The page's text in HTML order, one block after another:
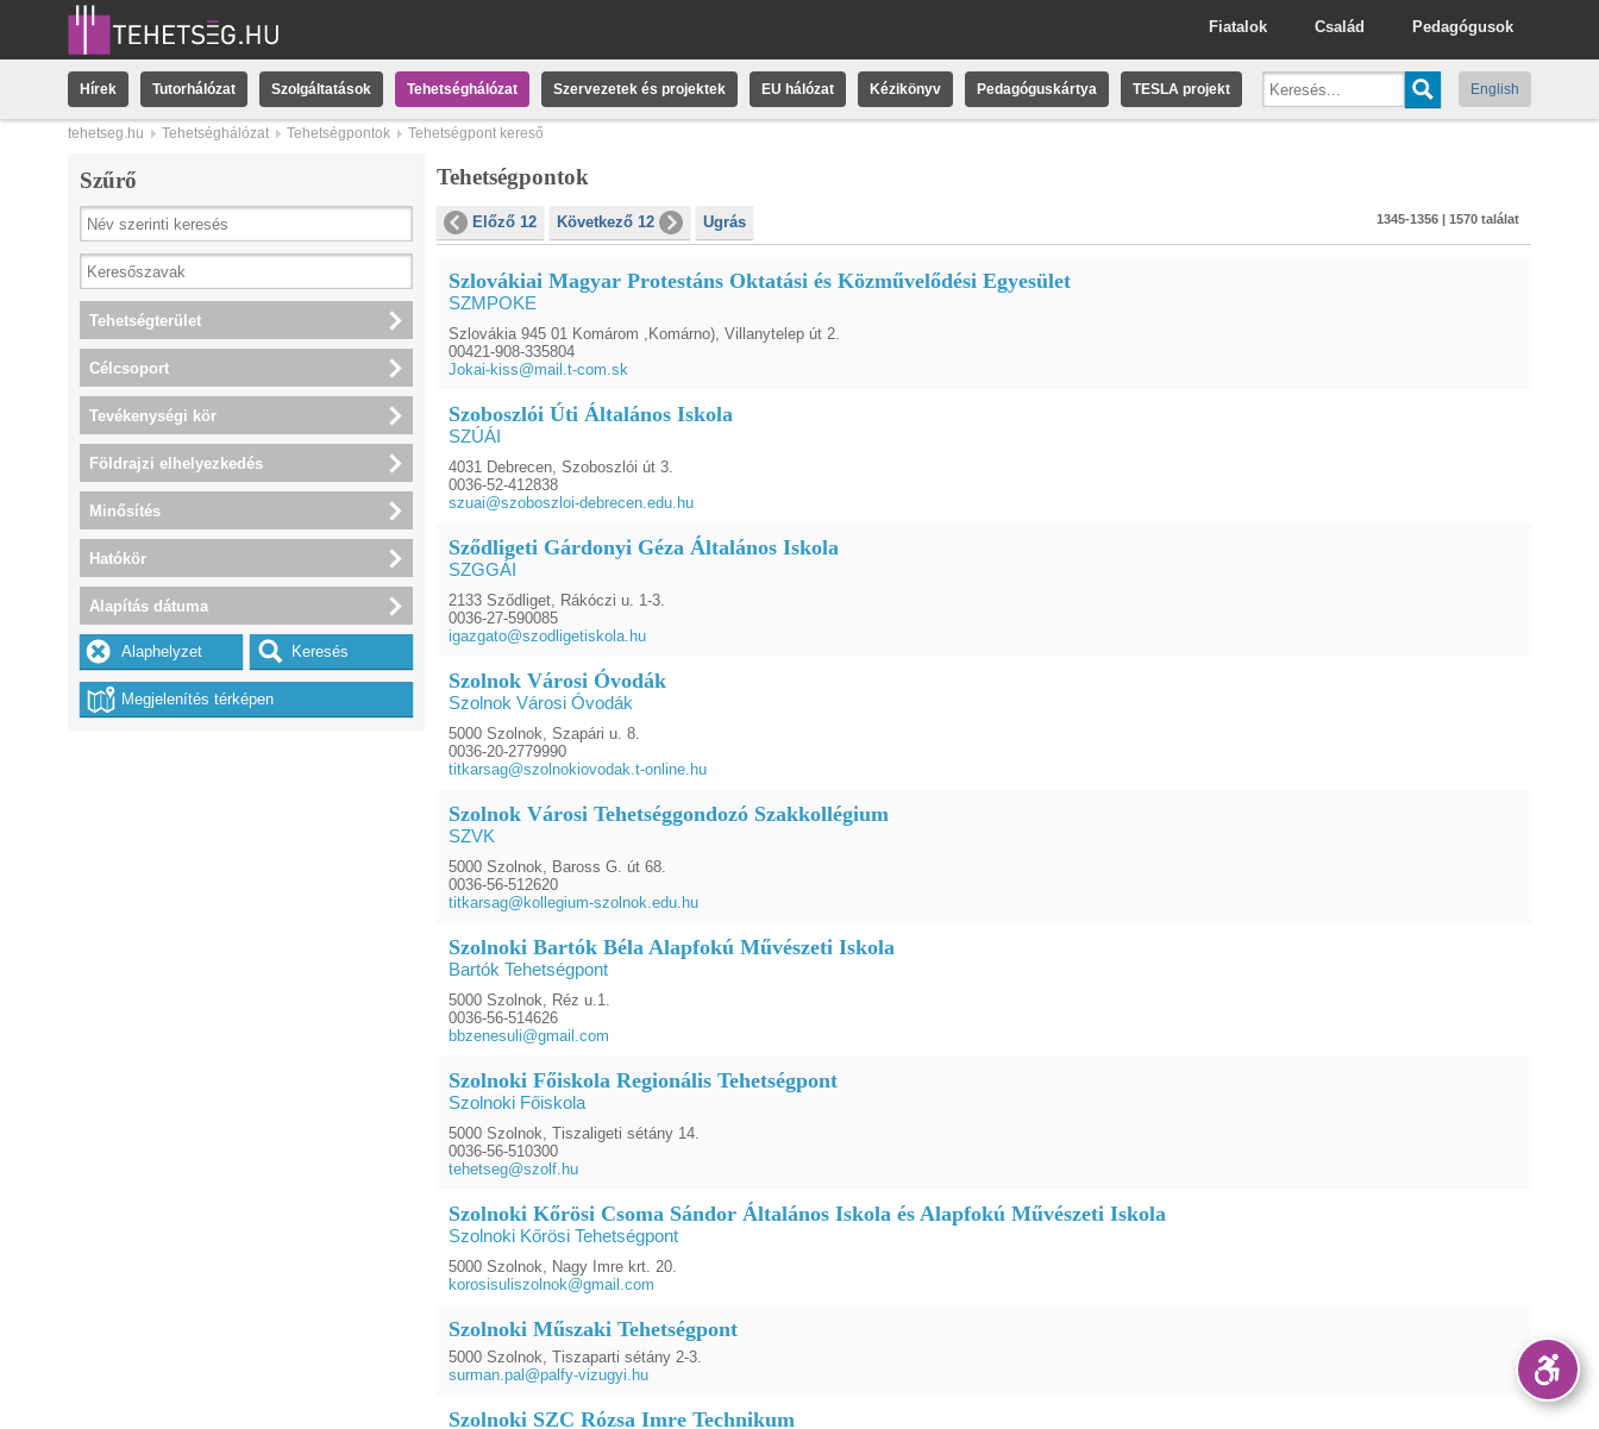
Pedagógusok
Család
Fiatalok
Hírek Tutorhálózat Szolgáltatások Tehetséghálózat Szervezetek és projektek EU hálózat Kézikönyv Pedagóguskártya TESLA projekt English
tehetseg.hu Tehetséghálózat Tehetségpontok Tehetségpont kereső
Tehetségpontok
Előző 12 Következő 12 Ugrás 1345-1356 | 1570 találat
Szlovákiai Magyar Protestáns Oktatási és Közművelődési Egyesület
SZMPOKE
Szlovákia 945 01 Komárom ,Komárno), Villanytelep út 2.
00421-908-335804
Jokai-kiss@mail.t-com.sk
Szoboszlói Úti Általános Iskola
SZÚÁI
4031 Debrecen, Szoboszlói út 3.
0036-52-412838
szuai@szoboszloi-debrecen.edu.hu
Sződligeti Gárdonyi Géza Általános Iskola
SZGGÁI
2133 Sződliget, Rákóczi u. 1-3.
0036-27-590085
igazgato@szodligetiskola.hu
Szolnok Városi Óvodák
Szolnok Városi Óvodák
5000 Szolnok, Szapári u. 8.
0036-20-2779990
titkarsag@szolnokiovodak.t-online.hu
Szolnok Városi Tehetséggondozó Szakkollégium
SZVK
5000 Szolnok, Baross G. út 68.
0036-56-512620
titkarsag@kollegium-szolnok.edu.hu
Szolnoki Bartók Béla Alapfokú Művészeti Iskola
Bartók Tehetségpont
5000 Szolnok, Réz u.1.
0036-56-514626
bbzenesuli@gmail.com
Szolnoki Főiskola Regionális Tehetségpont
Szolnoki Főiskola
5000 Szolnok, Tiszaligeti sétány 14.
0036-56-510300
tehetseg@szolf.hu
Szolnoki Kőrösi Csoma Sándor Általános Iskola és Alapfokú Művészeti Iskola
Szolnoki Kőrösi Tehetségpont
5000 Szolnok, Nagy Imre krt. 20.
korosisuliszolnok@gmail.com
Szolnoki Műszaki Tehetségpont
5000 Szolnok, Tiszaparti sétány 2-3.
surman.pal@palfy-vizugyi.hu
Szolnoki SZC Rózsa Imre Technikum
Szűrő
Tehetségterület
Célcsoport
Tevékenységi kör
Földrajzi elhelyezkedés
Minősítés
Hatókör
Alapítás dátuma